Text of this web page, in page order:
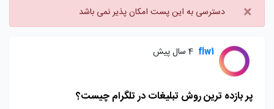
× دسترسی به این پست امکان پذیر نمی باشد
flw1 4 سال پیش
پر بازده ترین روش تبلیغات در تلگرام چیست؟